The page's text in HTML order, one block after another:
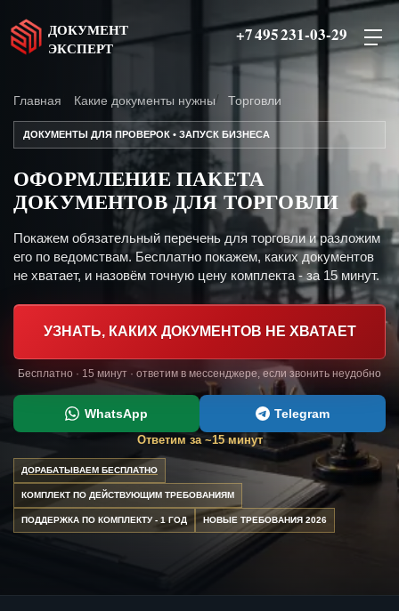
ДОКУМЕНТ
ЭКСПЕРТ
+7 495 231-03-29
Главная Какие документы нужны Торговли
ДОКУМЕНТЫ ДЛЯ ПРОВЕРОК • ЗАПУСК БИЗНЕСА
ОФОРМЛЕНИЕ ПАКЕТА
ДОКУМЕНТОВ ДЛЯ ТОРГОВЛИ
Покажем обязательный перечень для торговли и разложим
его по ведомствам. Бесплатно покажем, каких документов
не хватает, и назовём точную цену комплекта - за 15 минут.
УЗНАТЬ, КАКИХ ДОКУМЕНТОВ НЕ ХВАТАЕТ
Бесплатно · 15 минут · ответим в мессенджере, если звонить неудобно
WhatsApp Telegram
Ответим за ~15 минут
ДОРАБАТЫВАЕМ БЕСПЛАТНО
КОМПЛЕКТ ПО ДЕЙСТВУЮЩИМ ТРЕБОВАНИЯМ
ПОДДЕРЖКА ПО КОМПЛЕКТУ - 1 ГОД НОВЫЕ ТРЕБОВАНИЯ 2026